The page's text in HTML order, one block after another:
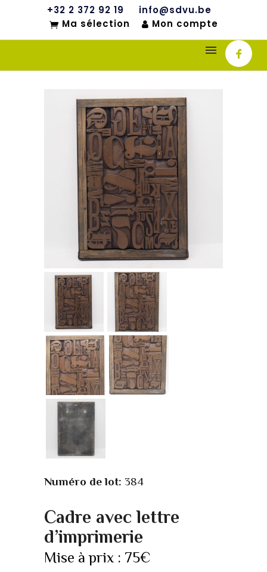
+32 2 372 92 19
info@sdvu.be
Ma sélection
Mon compte
Numéro de lot: 384
Cadre avec lettre
d’imprimerie
Mise à prix : 75€